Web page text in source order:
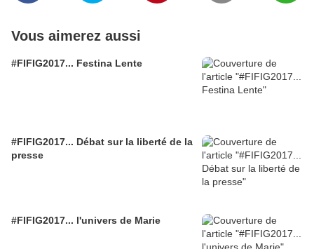
Vous aimerez aussi
#FIFIG2017... Festina Lente
#FIFIG2017... Débat sur la liberté de la
presse
#FIFIG2017... l'univers de Marie